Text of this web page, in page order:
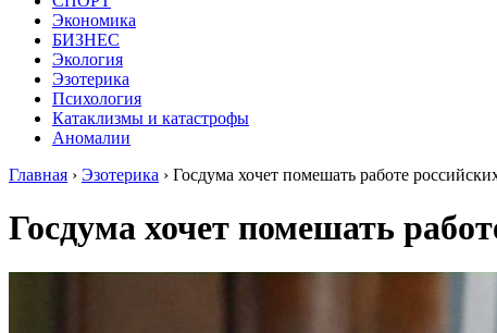
Экономика
БИЗНЕС
Экология
Эзотерика
Психология
Катаклизмы и катастрофы
Аномалии
Главная › Эзотерика › Госдума хочет помешать работе
Госдума хочет помешать